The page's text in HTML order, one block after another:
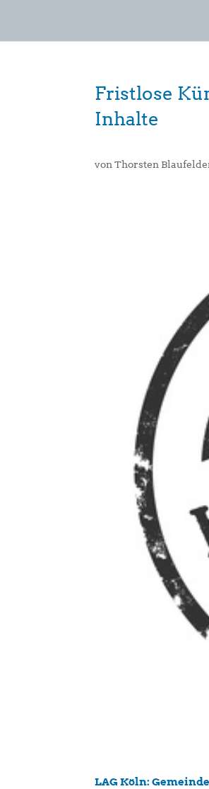
Fristlose
Inhalte
vonThorsten
LAG Köln: